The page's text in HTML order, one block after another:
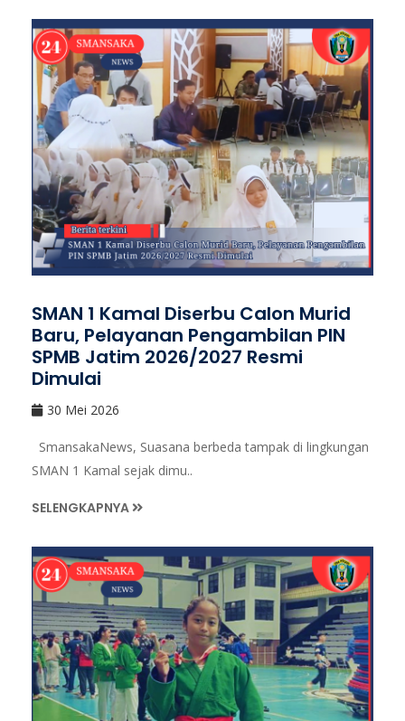
SMAN 1 Kamal Diserbu Calon Murid
Baru, Pelayanan Pengambilan PIN
SPMB Jatim 2026/2027 Resmi
Dimulai
30 Mei 2026
SmansakaNews, Suasana berbeda tampak di lingkungan
SMAN 1 Kamal sejak dimu..
SELENGKAPNYA